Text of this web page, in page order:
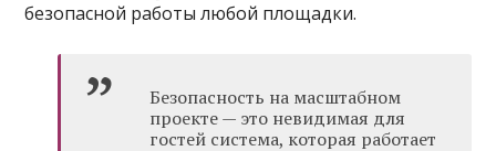
безопасной работы любой площадки.
Безопасность на масштабном
проекте — это невидимая для
гостей система, которая работает